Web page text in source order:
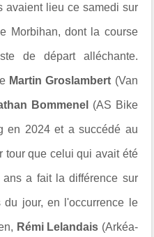
avaient lieu ce samedi sur
Morbihan, dont la course
de départ alléchante.
Martin Groslambert (Van
Bommenel (AS Bike
en 2024 et a succédé au
tour que celui qui avait été
a fait la différence sur
jour, en l'occurrence le
Rémi Lelandais (Arkéa-